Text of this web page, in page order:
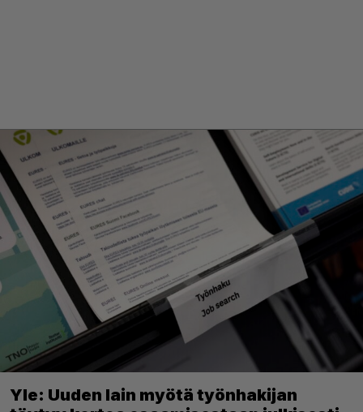
Yle: Uuden lain myötä työnhakijan